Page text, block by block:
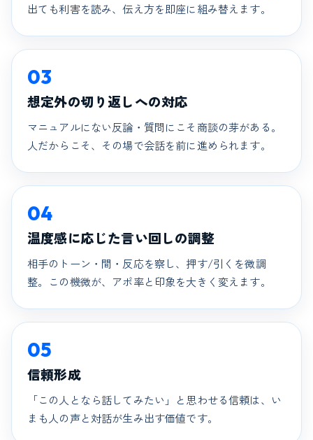
出ても利害を読み、伝え方を即座に組み替えます。
03
想定外の切り返しへの対応
マニュアルにない反論・質問にこそ商談の芽がある。
人だからこそ、その場で会話を前に進められます。
04
温度感に応じた言い回しの調整
相手のトーン・間・反応を察し、押す/引くを微調
整。この機微が、アポ率と印象を大きく変えます。
05
信頼形成
「この人となら話してみたい」と思わせる信頼は、い
まも人の声と対話が生み出す価値です。